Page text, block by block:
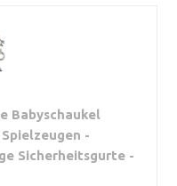
Babyschaukel
-
Sicherheitsgurte -